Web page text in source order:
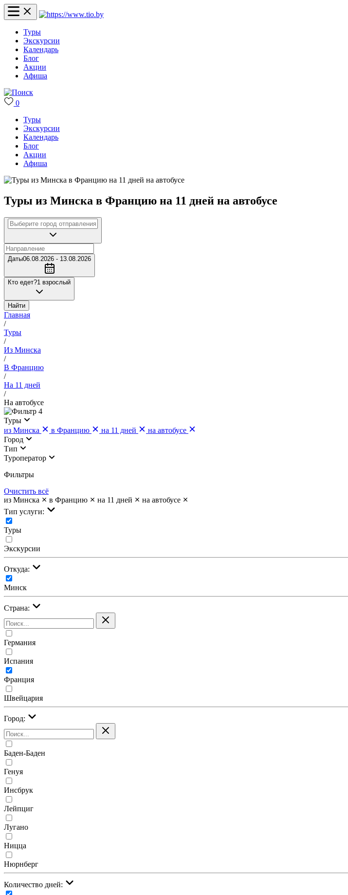
Туры
Экскурсии
Календарь
Блог
Акции
Афиша
0
Туры
Экскурсии
Календарь
Блог
Акции
Афиша
Туры из Минска в Францию на 11 дней на автобусе
Даты06.08.2026 - 13.08.2026
Кто едет?1 взрослый
Найти
Главная
/
Туры
/
Из Минска
/
В Францию
/
На 11 дней
/
На автобусе
4
Туры
из Минска
в Францию на 11 дней
на автобусе
Город
Тип
Туроператор
Фильтры
Очистить всё
из Минска
в Францию на 11 дней
на автобусе
Тип услуги:
Туры
Экскурсии
Откуда:
Минск
Страна:
Германия
Испания
Франция
Швейцария
Город:
Баден-Баден
Генуя
Инсбрук
Лейпциг
Лугано
Ницца
Нюрнберг
Количество дней: